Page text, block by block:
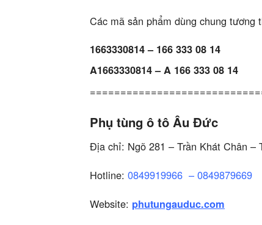
Các mã sản phẩm dùng chung tương
1663330814 – 166 333 08 14
A1663330814 – A 166 333 08 14
Phụ tùng ô tô Âu Đức
Địa chỉ: Ngõ 281 – Trần Khát Chân –
Hotline: 0849919966 – 0849879669
Website: phutungauduc.com